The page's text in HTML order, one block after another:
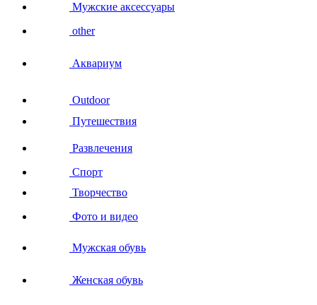
Мужские аксессуары
other
Аквариум
Outdoor
Путешествия
Развлечения
Спорт
Творчество
Фото и видео
Мужская обувь
Женская обувь